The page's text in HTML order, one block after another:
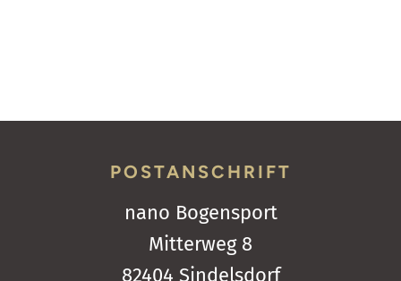
POSTANSCHRIFT
nano Bogensport
Mitterweg 8
82404 Sindelsdorf